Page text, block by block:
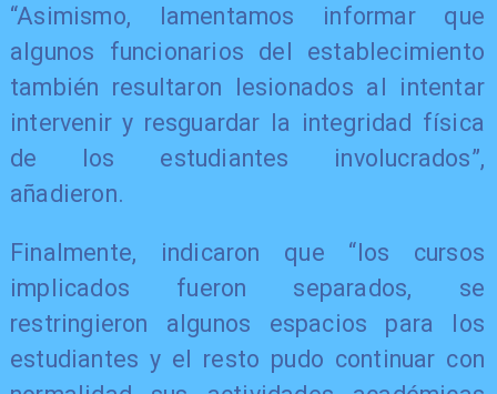
“Asimismo, lamentamos informar que
algunos funcionarios del establecimiento
también resultaron lesionados al intentar
intervenir y resguardar la integridad física
de los estudiantes involucrados”,
añadieron.
Finalmente, indicaron que “los cursos
implicados fueron separados, se
restringieron algunos espacios para los
estudiantes y el resto pudo continuar con